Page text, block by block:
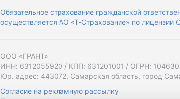
Обязательное страхование гражданской
осуществляется АО «Т-Страхование» по лицензии
ООО «ГРАНТ»
ИНН: 6312055920 / КПП: 631201001 / ОГРН:
Юр. адрес: 443072, Самарская область, город
Согласие на рекламную рассылку